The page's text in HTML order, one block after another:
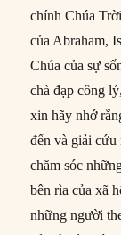
chính Chúa
của Abraham,
Chúa của sự
chà đạp công
xin hãy nhớ
đến và giải
chăm sóc
bên rìa của xã
những người